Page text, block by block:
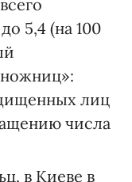
5,4 (на 100
лиц
числа
в Киеве в